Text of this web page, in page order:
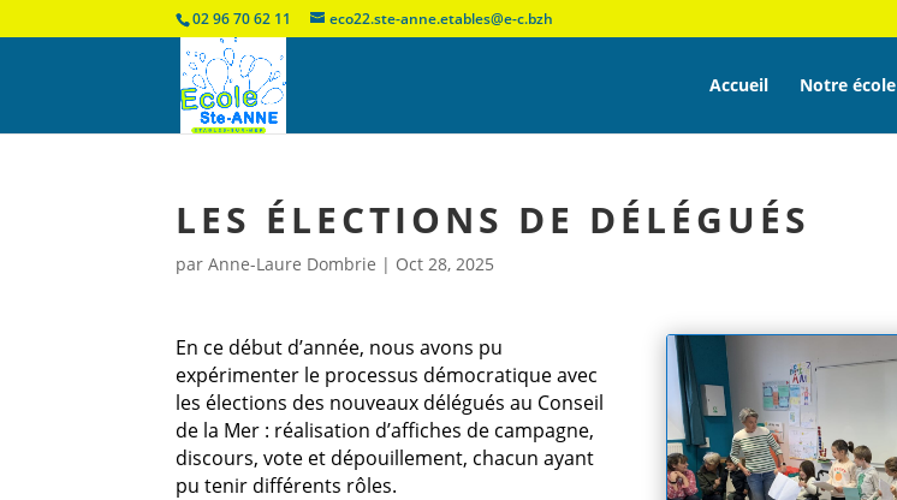
02 96 70 62 11 eco22.ste-anne.etables@e-c.bzh
Accueil Notre école
LES ÉLECTIONS DE DÉLÉGUÉS
par Anne-Laure Dombrie | Oct 28, 2025
En ce début d’année, nous avons pu
expérimenter le processus démocratique avec
les élections des nouveaux délégués au Conseil
de la Mer : réalisation d’affiches de campagne,
discours, vote et dépouillement, chacun ayant
pu tenir différents rôles.